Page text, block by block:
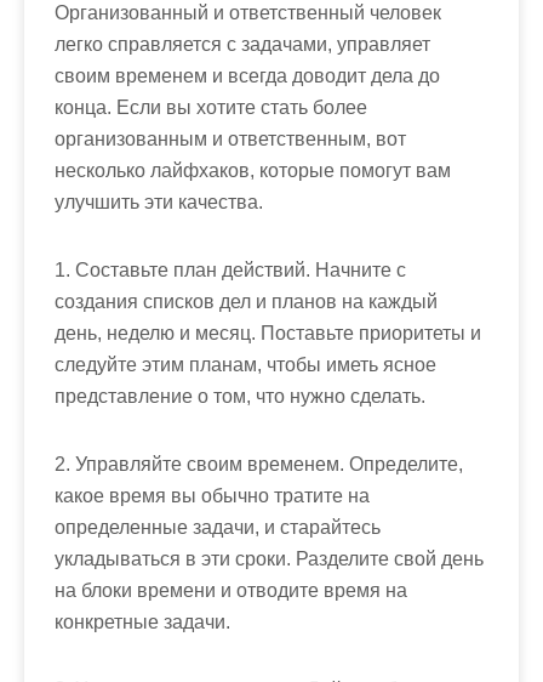
Организованный и ответственный человек
легко справляется с задачами, управляет
своим временем и всегда доводит дела до
конца. Если вы хотите стать более
организованным и ответственным, вот
несколько лайфхаков, которые помогут вам
улучшить эти качества.
1. Составьте план действий. Начните с
создания списков дел и планов на каждый
день, неделю и месяц. Поставьте приоритеты и
следуйте этим планам, чтобы иметь ясное
представление о том, что нужно сделать.
2. Управляйте своим временем. Определите,
какое время вы обычно тратите на
определенные задачи, и старайтесь
укладываться в эти сроки. Разделите свой день
на блоки времени и отводите время на
конкретные задачи.